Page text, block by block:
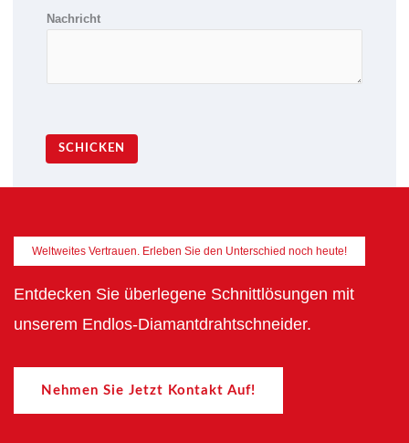
Nachricht
SCHICKEN
Weltweites Vertrauen. Erleben Sie den Unterschied noch heute!
Entdecken Sie überlegene Schnittlösungen mit
unserem Endlos-Diamantdrahtschneider.
Nehmen Sie Jetzt Kontakt Auf!